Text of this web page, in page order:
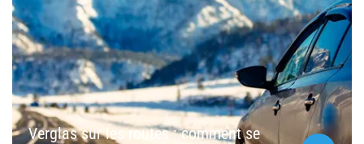
Verglas sur les routes : comment se